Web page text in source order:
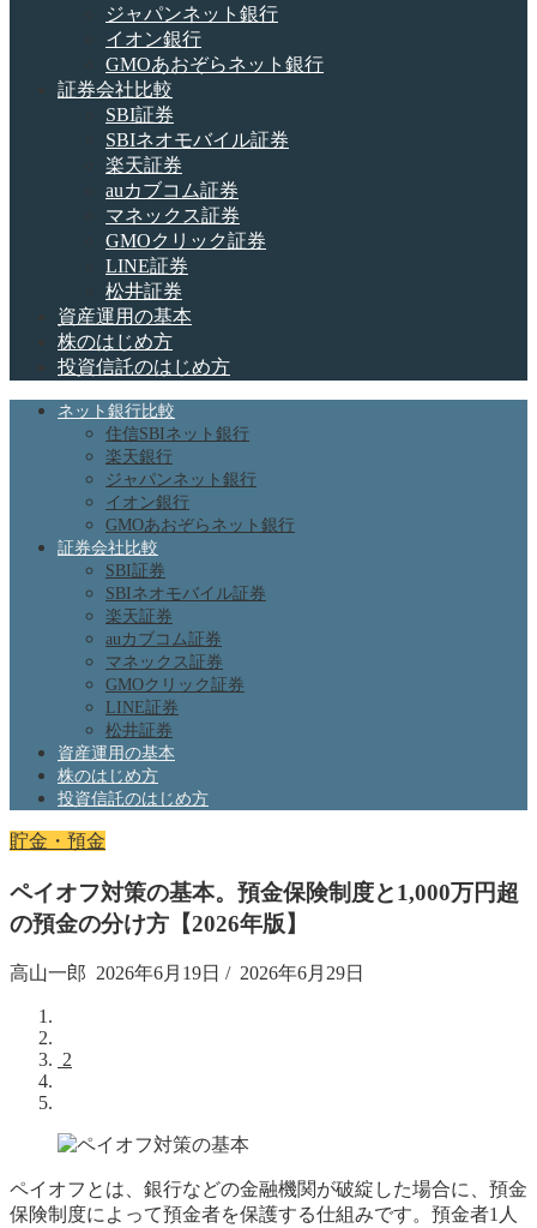
ジャパンネット銀行
イオン銀行
GMOあおぞらネット銀行
証券会社比較
SBI証券
SBIネオモバイル証券
楽天証券
auカブコム証券
マネックス証券
GMOクリック証券
LINE証券
松井証券
資産運用の基本
株のはじめ方
投資信託のはじめ方
ネット銀行比較
住信SBIネット銀行
楽天銀行
ジャパンネット銀行
イオン銀行
GMOあおぞらネット銀行
証券会社比較
SBI証券
SBIネオモバイル証券
楽天証券
auカブコム証券
マネックス証券
GMOクリック証券
LINE証券
松井証券
資産運用の基本
株のはじめ方
投資信託のはじめ方
貯金・預金
ペイオフ対策の基本。預金保険制度と1,000万円超
の預金の分け方【2026年版】
高山一郎 2026年6月19日 / 2026年6月29日
2
ペイオフとは、銀行などの金融機関が破綻した場合に、預金
保険制度によって預金者を保護する仕組みです。預金者1人